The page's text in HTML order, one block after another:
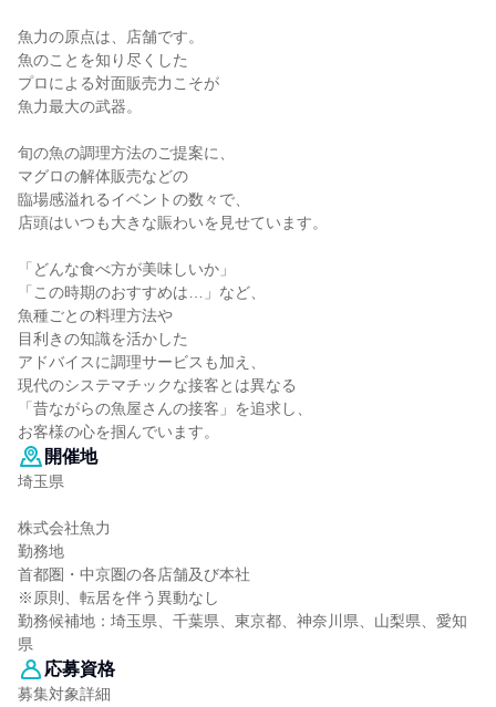
魚力の原点は、店舗です。
魚のことを知り尽くした
プロによる対面販売力こそが
魚力最大の武器。
旬の魚の調理方法のご提案に、
マグロの解体販売などの
臨場感溢れるイベントの数々で、
店頭はいつも大きな賑わいを見せています。
「どんな食べ方が美味しいか」
「この時期のおすすめは…」など、
魚種ごとの料理方法や
目利きの知識を活かした
アドバイスに調理サービスも加え、
現代のシステマチックな接客とは異なる
「昔ながらの魚屋さんの接客」を追求し、
お客様の心を掴んでいます。
開催地
埼玉県
株式会社魚力
勤務地
首都圏・中京圏の各店舗及び本社
※原則、転居を伴う異動なし
勤務候補地：埼玉県、千葉県、東京都、神奈川県、山梨県、愛知
県
応募資格
募集対象詳細